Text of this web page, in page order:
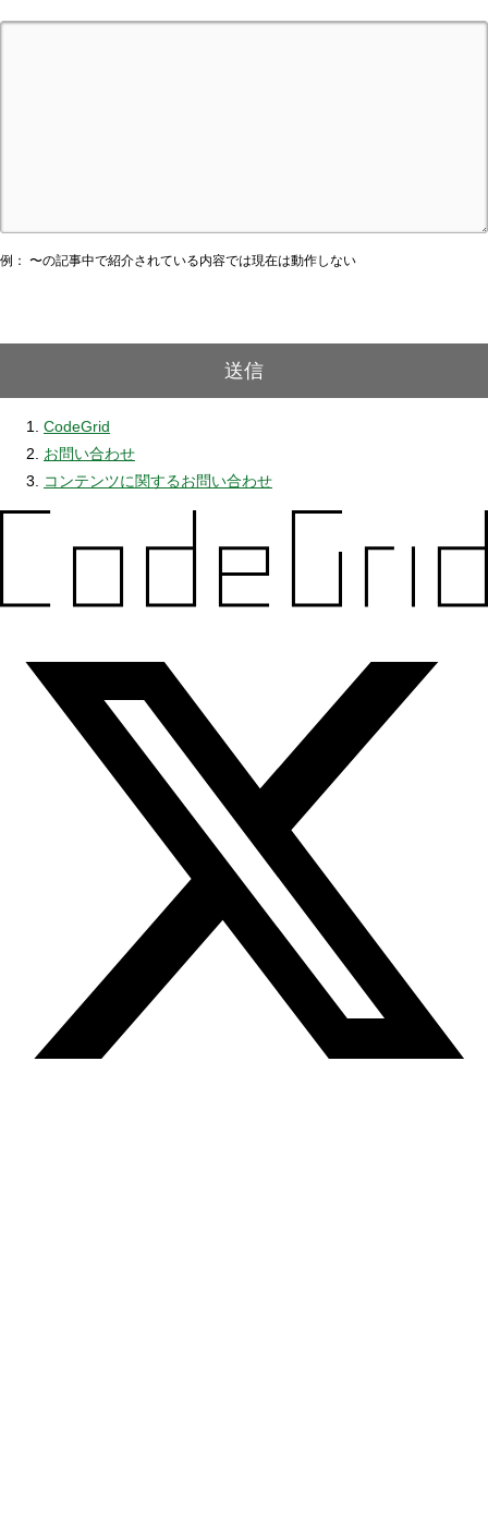
例： 〜の記事中で紹介されている内容では現在は動作しない
送信
CodeGrid
お問い合わせ
コンテンツに関するお問い合わせ